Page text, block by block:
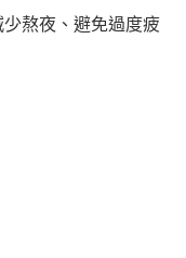
熬夜、避免過度疲